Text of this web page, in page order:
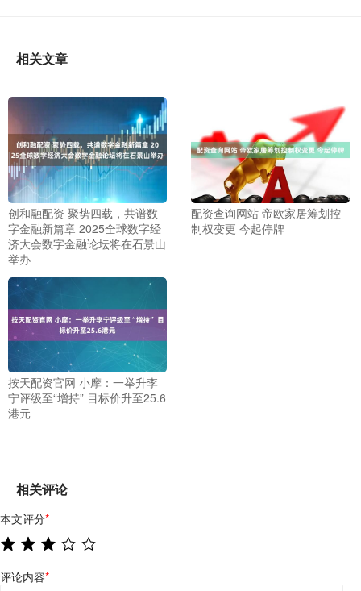
相关文章
创和融配资 聚势四载，共谱数
字金融新篇章 2025全球数字经
济大会数字金融论坛将在石景山
举办
配资查询网站 帝欧家居筹划控
制权变更 今起停牌
按天配资官网 小摩：一举升李
宁评级至“增持” 目标价升至25.6
港元
相关评论
本文评分*
评论内容*